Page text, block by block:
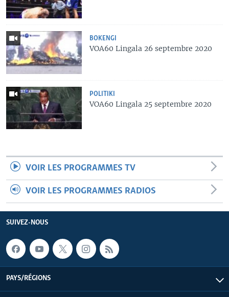
BOKENGI
VOA60 Lingala 26 septembre 2020
POLITIKI
VOA60 Lingala 25 septembre 2020
VOIR LES PROGRAMMES TV
VOIR LES PROGRAMMES RADIOS
SUIVEZ-NOUS
PAYS/RÉGIONS